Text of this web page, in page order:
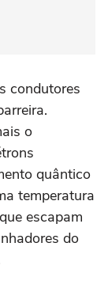
condutores
o
quântico
temperatura
escapam
do